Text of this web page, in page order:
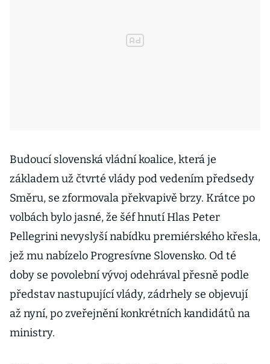
Budoucí slovenská vládní koalice, která je
základem už čtvrté vlády pod vedením předsedy
Směru, se zformovala překvapivě brzy. Krátce po
volbách bylo jasné, že šéf hnutí Hlas Peter
Pellegrini nevyslyší nabídku premiérského křesla,
jež mu nabízelo Progresívne Slovensko. Od té
doby se povolební vývoj odehrával přesně podle
představ nastupující vlády, zádrhely se objevují
až nyní, po zveřejnění konkrétních kandidátů na
ministry.